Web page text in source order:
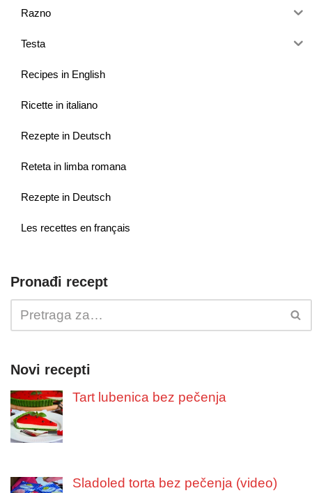
Razno
Testa
Recipes in English
Ricette in italiano
Rezepte in Deutsch
Reteta in limba romana
Rezepte in Deutsch
Les recettes en français
Pronađi recept
Novi recepti
Tart lubenica bez pečenja
Sladoled torta bez pečenja (video)